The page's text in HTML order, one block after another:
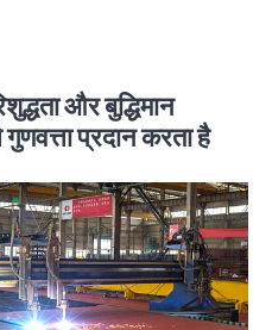
और बुद्धिमान
प्रदान करता है